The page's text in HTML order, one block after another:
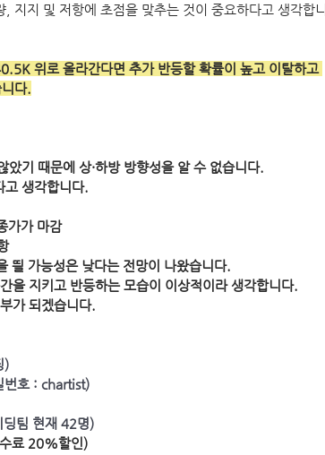
지지 및 저항에 초점을 맞추는 것이 중요하다고 생각합니
위로 올라간다면 추가 반등할 확률이 높고 이탈하고
다.
기 때문에 상·하방 방향성을 알 수 없습니다.
고 생각합니다.
가가 마감
띌 가능성은 낮다는 전망이 나왔습니다.
을 지키고 반등하는 모습이 이상적이라 생각합니다.
가 되겠습니다.
)
번호 : chartist)
딩팀 현재 42명)
료 20%할인)